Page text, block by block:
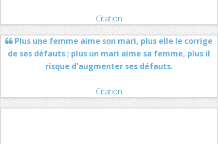
Citation
Plus une femme aime son mari, plus elle le corrige
de ses défauts ; plus un mari aime sa femme, plus il
risque d'augmenter ses défauts.
Citation